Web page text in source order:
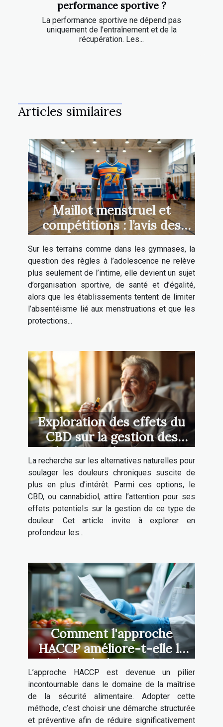
performance sportive ?
La performance sportive ne dépend pas
uniquement de l'entraînement et de la
récupération. Les...
Articles similaires
Maillot menstruel et
compétitions : l’avis des
professeurs d’EPS
Sur les terrains comme dans les gymnases, la
question des règles à l’adolescence ne relève
plus seulement de l’intime, elle devient un sujet
d’organisation sportive, de santé et d’égalité,
alors que les établissements tentent de limiter
l’absentéisme lié aux menstruations et que les
protections...
Exploration des effets du
CBD sur la gestion des
douleurs chroniques
La recherche sur les alternatives naturelles pour
soulager les douleurs chroniques suscite de
plus en plus d’intérêt. Parmi ces options, le
CBD, ou cannabidiol, attire l’attention pour ses
effets potentiels sur la gestion de ce type de
douleur. Cet article invite à explorer en
profondeur les...
Comment l'approche
HACCP améliore-t-elle la
sécurité alimentaire ?
L’approche HACCP est devenue un pilier
incontournable dans le domaine de la maîtrise
de la sécurité alimentaire. Adopter cette
méthode, c’est choisir une démarche structurée
et préventive afin de réduire significativement